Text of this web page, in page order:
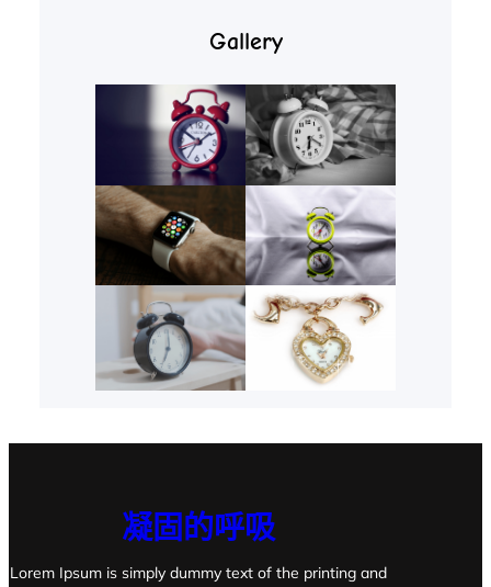
Gallery
凝固的呼吸
Lorem Ipsum is simply dummy text of the printing and